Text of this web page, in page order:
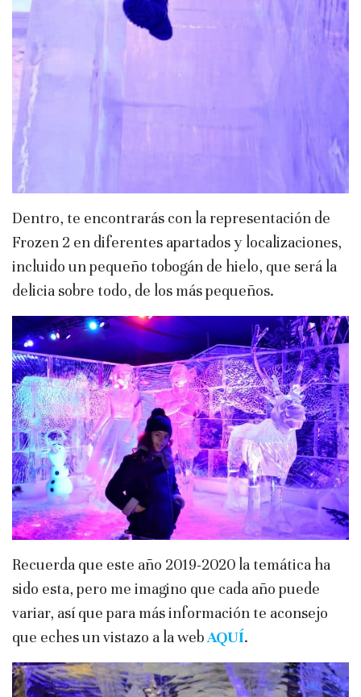
Dentro, te encontrarás con la representación de
Frozen 2 en diferentes apartados y localizaciones,
incluido un pequeño tobogán de hielo, que será la
delicia sobre todo, de los más pequeños.
Recuerda que este año 2019-2020 la temática ha
sido esta, pero me imagino que cada año puede
variar, así que para más información te aconsejo
que eches un vistazo a la web AQUÍ.